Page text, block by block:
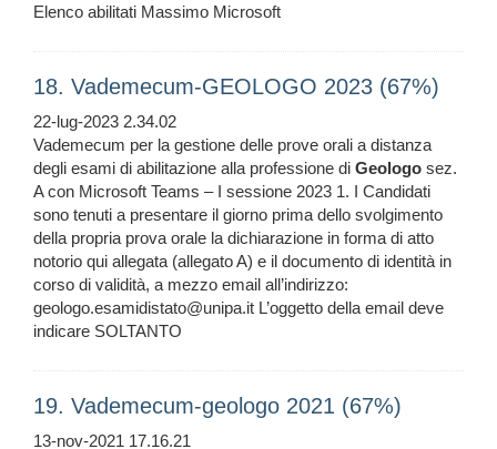
Elenco abilitati Massimo Microsoft
18. Vademecum-GEOLOGO 2023 (67%)
22-lug-2023 2.34.02
Vademecum per la gestione delle prove orali a distanza
degli esami di abilitazione alla professione di Geologo sez.
A con Microsoft Teams – I sessione 2023 1. I Candidati
sono tenuti a presentare il giorno prima dello svolgimento
della propria prova orale la dichiarazione in forma di atto
notorio qui allegata (allegato A) e il documento di identità in
corso di validità, a mezzo email all’indirizzo:
geologo.esamidistato@unipa.it L’oggetto della email deve
indicare SOLTANTO
19. Vademecum-geologo 2021 (67%)
13-nov-2021 17.16.21